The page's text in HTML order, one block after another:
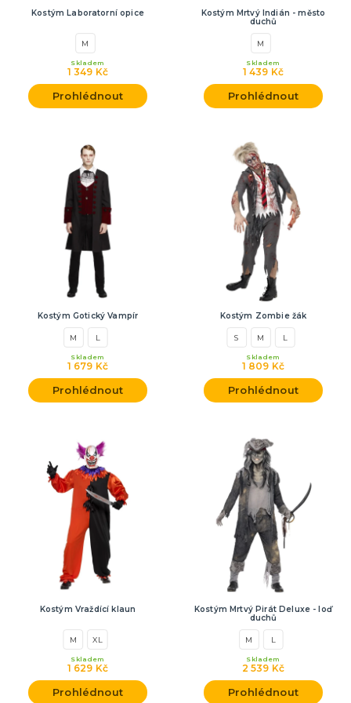
Kostým Laboratorní opice
M
1 349 Kč
Skladem
Prohlédnout
Kostým Mrtvý Indián - město
duchů
M
1 439 Kč
Skladem
Prohlédnout
Kostým Gotický Vampír
M L
1 679 Kč
Skladem
Prohlédnout
Kostým Zombie žák
S M L
1 809 Kč
Skladem
Prohlédnout
Kostým Vraždící klaun
M XL
1 629 Kč
Skladem
Prohlédnout
Kostým Mrtvý Pirát Deluxe - loď
duchů
M L
2 539 Kč
Skladem
Prohlédnout